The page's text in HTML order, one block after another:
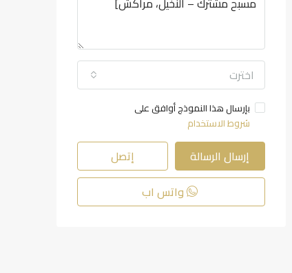
اخترت
بإرسال هذا النموذج أوافق على
شروط الاستخدام
إرسال الرسالة
إتصل
واتس اب